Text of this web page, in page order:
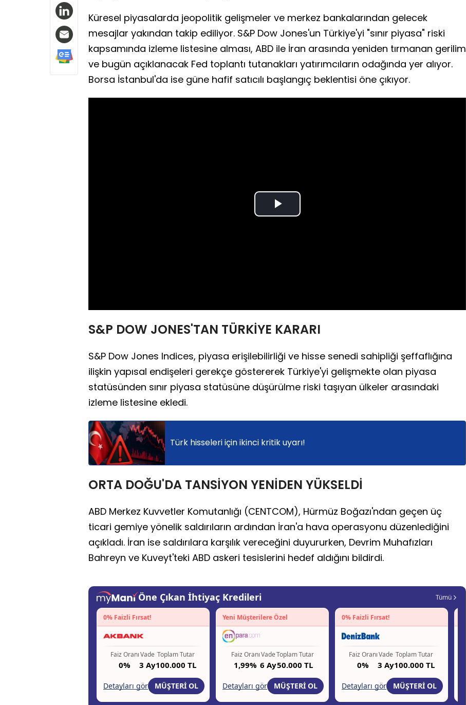
Küresel piyasalarda jeopolitik gelişmeler ve merkez bankalarından gelecek
mesajlar yakından takip ediliyor. S&P Dow Jones'un Türkiye'yi "sınır piyasa" riski
kapsamında izleme listesine alması, ABD ile İran arasında yeniden tırmanan gerilim
ve bugün açıklanacak Fed toplantı tutanakları yatırımcıların odağında yer alıyor.
Borsa İstanbul'da ise güne hafif satıcılı başlangıç beklentisi öne çıkıyor.
Play
S&P DOW JONES'TAN TÜRKİYE KARARI
S&P Dow Jones Indices, piyasa erişilebilirliği ve hisse senedi sahipliği şeffaflığına
ilişkin yapısal endişeleri gerekçe göstererek Türkiye'yi gelişmekte olan piyasa
statüsünden sınır piyasa statüsüne düşürülme riski taşıyan ülkeler arasındaki
izleme listesine ekledi.
Türk hisseleri için ikinci kritik uyarı!
ORTA DOĞU'DA TANSİYON YENİDEN YÜKSELDİ
ABD Merkez Kuvvetler Komutanlığı (CENTCOM), Hürmüz Boğazı'ndan geçen üç
ticari gemiye yönelik saldırıların ardından İran'a hava operasyonu düzenlediğini
açıkladı. İran ise saldırılara karşılık vereceğini duyururken, Devrim Muhafızları
Bahreyn ve Kuveyt'teki ABD askeri tesislerini hedef aldığını bildirdi.